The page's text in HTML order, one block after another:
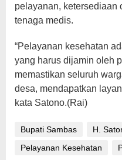
pelayanan, ketersediaan
tenaga medis.
“Pelayanan kesehatan
yang harus dijamin oleh
memastikan seluruh
desa, mendapatkan
kata Satono.(Rai)
Bupati Sambas H.
Pelayanan Kesehatan